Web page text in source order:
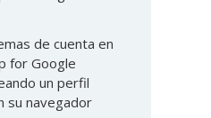
de cuenta en
for Google
un perfil
su navegador